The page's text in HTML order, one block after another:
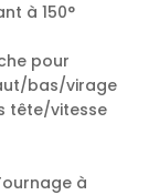
à 150°
pour
bas/virage
tête/vitesse
à